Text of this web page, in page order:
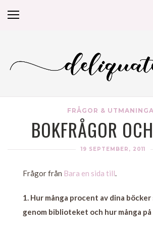
FRÅGOR &
BOKFRÅGOR
19 SEPTEMBER, 2011
Frågor från Bara en sida till
1. Hur många procent av dina
genom biblioteket och hur många